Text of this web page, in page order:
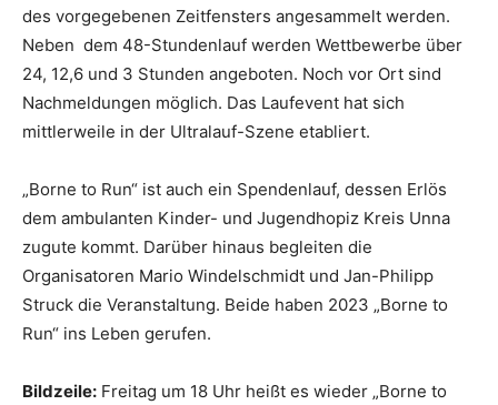
des vorgegebenen Zeitfensters angesammelt werden.
Neben dem 48-Stundenlauf werden Wettbewerbe über
24, 12,6 und 3 Stunden angeboten. Noch vor Ort sind
Nachmeldungen möglich. Das Laufevent hat sich
mittlerweile in der Ultralauf-Szene etabliert.
„Borne to Run“ ist auch ein Spendenlauf, dessen Erlös
dem ambulanten Kinder- und Jugendhopiz Kreis Unna
zugute kommt. Darüber hinaus begleiten die
Organisatoren Mario Windelschmidt und Jan-Philipp
Struck die Veranstaltung. Beide haben 2023 „Borne to
Run“ ins Leben gerufen.
Bildzeile: Freitag um 18 Uhr heißt es wieder „Borne to